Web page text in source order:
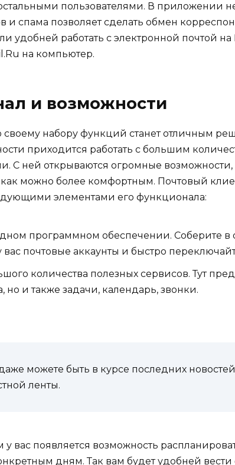
пользователями. В приложении
и спама позволяет сделать обмен
удобней работать с электронной почтой на
на компьютер.
и возможности
своему набору функций станет отличным
приходится работать с большим
С ней открываются огромные возможности,
можно более комфортным. Почтовый
элементами его функционала:
программном обеспечении. Соберите в
почтовые аккаунты и быстро
количества полезных сервисов. Тут
но и также задачи, календарь, звонки.
можете быть в курсе последних
ленты.
у вас появляется возможность
дням. Так вам будет удобней